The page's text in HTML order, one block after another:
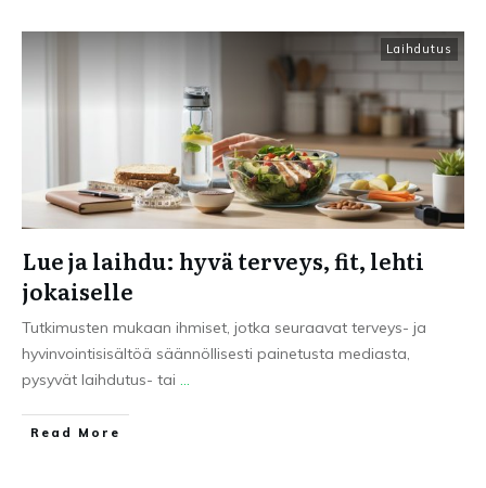
Laihdutus
Lue ja laihdu: hyvä terveys, fit, lehti
jokaiselle
Tutkimusten mukaan ihmiset, jotka seuraavat terveys- ja
hyvinvointisisältöä säännöllisesti painetusta mediasta,
pysyvät laihdutus- tai ...
Read More